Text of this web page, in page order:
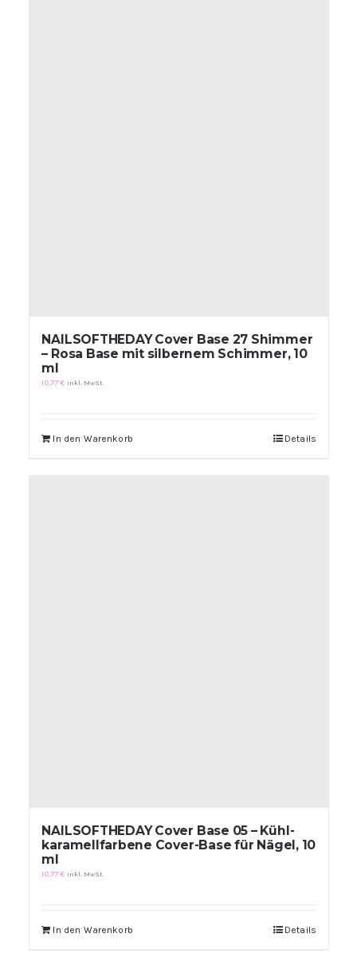
NAILSOFTHEDAY Cover Base 27 Shimmer
– Rosa Base mit silbernem Schimmer, 10
ml
10,77€ inkl. MwSt.
In den Warenkorb Details
NAILSOFTHEDAY Cover Base 05 – Kühl-
karamellfarbene Cover-Base für Nägel, 10
ml
10,77€ inkl. MwSt.
In den Warenkorb Details